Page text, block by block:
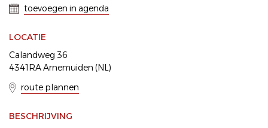
toevoegen in agenda
LOCATIE
Calandweg 36
4341RA Arnemuiden (NL)
route plannen
BESCHRIJVING